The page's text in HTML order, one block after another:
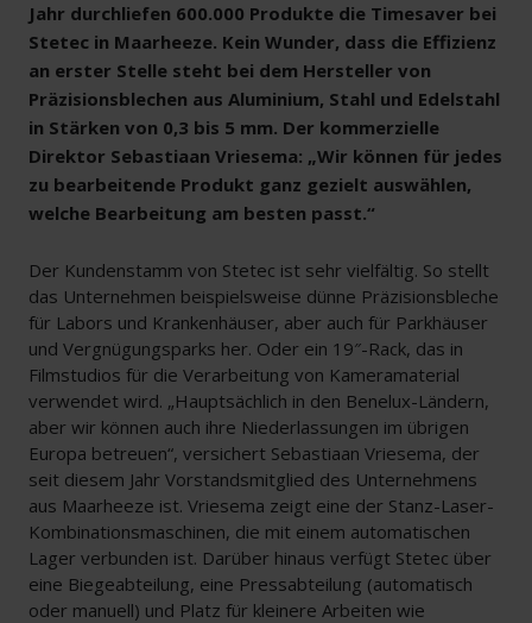
Jahr durchliefen 600.000 Produkte die Timesaver bei
Stetec in Maarheeze. Kein Wunder, dass die Effizienz
an erster Stelle steht bei dem Hersteller von
Präzisionsblechen aus Aluminium, Stahl und Edelstahl
in Stärken von 0,3 bis 5 mm. Der kommerzielle
Direktor Sebastiaan Vriesema: „Wir können für jedes
zu bearbeitende Produkt ganz gezielt auswählen,
welche Bearbeitung am besten passt.“
Der Kundenstamm von Stetec ist sehr vielfältig. So stellt
das Unternehmen beispielsweise dünne Präzisionsbleche
für Labors und Krankenhäuser, aber auch für Parkhäuser
und Vergnügungsparks her. Oder ein 19″-Rack, das in
Filmstudios für die Verarbeitung von Kameramaterial
verwendet wird. „Hauptsächlich in den Benelux-Ländern,
aber wir können auch ihre Niederlassungen im übrigen
Europa betreuen“, versichert Sebastiaan Vriesema, der
seit diesem Jahr Vorstandsmitglied des Unternehmens
aus Maarheeze ist. Vriesema zeigt eine der Stanz-Laser-
Kombinationsmaschinen, die mit einem automatischen
Lager verbunden ist. Darüber hinaus verfügt Stetec über
eine Biegeabteilung, eine Pressabteilung (automatisch
oder manuell) und Platz für kleinere Arbeiten wie